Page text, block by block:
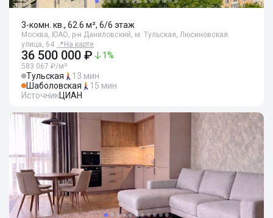
3-комн. кв., 62.6 м², 6/6 этаж
Москва, ЮАО, р-н Даниловский, м. Тульская, Люсиновская
улица, 64 📍 На карте
36 500 000 ₽ 1%
583 067 ₽/м²
Тульская
13 мин
Шаболовская
15 мин
ИсточникЦИАН